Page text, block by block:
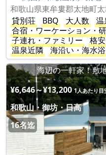
和歌山県東牟婁郡太地町
貸別荘
BBQ 大人数 温
合宿・ワーケーション・
子連れ・ファミリー
格安
温泉近隣
海沿い・海水浴
海辺の一軒家！敷
¥6,646～¥13,200 1人あたり目
和歌山・御坊・日高
16名迄